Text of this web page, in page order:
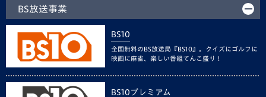
BS放送事業
BS10
全国無料のBS放送局『BS10』。クイズにゴルフに
映画に麻雀、楽しい番組てんこ盛り！
BS10プレミアム